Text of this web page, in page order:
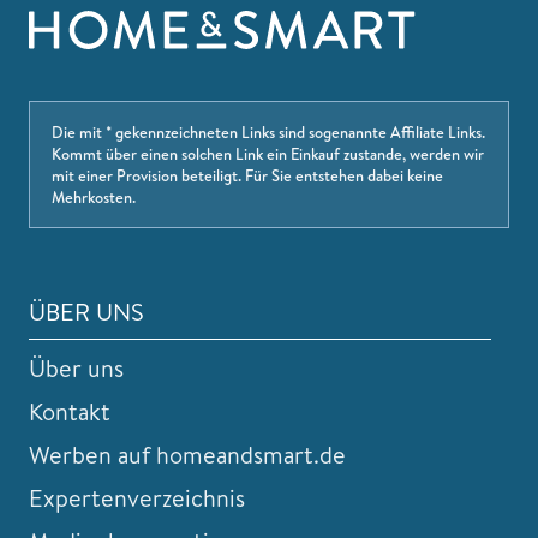
Die mit * gekennzeichneten Links sind sogenannte Affiliate Links.
Kommt über einen solchen Link ein Einkauf zustande, werden wir
mit einer Provision beteiligt. Für Sie entstehen dabei keine
Mehrkosten.
ÜBER UNS
Über uns
Kontakt
Werben auf homeandsmart.de
Expertenverzeichnis